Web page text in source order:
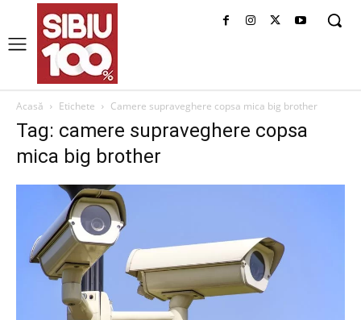
Acasă Etichete Camere supraveghere copsa mica big brother
Tag: camere supraveghere copsa
mica big brother